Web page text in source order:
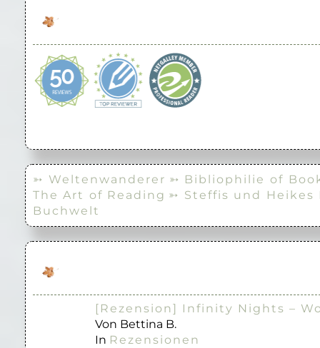
➳ Weltenwanderer ➳ Bibliophilie of
The Art of Reading ➳ Steffis und Heikes
Buchwelt
[Rezension] Infinity Nights –
Von Bettina B.
In Rezensionen